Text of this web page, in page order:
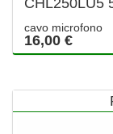
CHL250LU5
cavo microfono
16,00 €